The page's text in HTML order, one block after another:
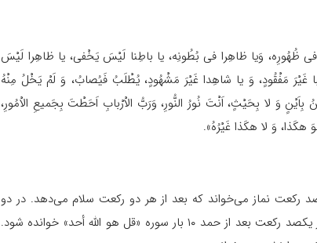
وَیا ظاهِرا فی بُطُونِه، یا باطِنا لَیْسَ یَخْفی، یا ظاهِرا لَیْسَ
غَیْرَ مَفْقُودٍ، وَ یا شاهِدا غَیْرَ مَشْهُودٍ، یُطْلَبُ فَیُصابُ، وَ لَمْ یَخْلُ مِنْهُ
وَ لا بِحَیْثٍ، اَنْتَ نُورُ النُّورِ، وَرَبُّ الاْرْبابِ اَحَطْتَ بِجَمیعِ الاْمُورِ،
وَ لا هکَذا غَیْرُهُ».
نماز می‌خواند که بعد از هر دو رکعت سلام می‌دهد. در دو
شب بیست و یکم و بیست و سوم تأکید شده که در هر رکعت از یکصد رکعت بعد از حمد ۱۰ بار سوره «قل هو اللّه أحد» خوانده شود.